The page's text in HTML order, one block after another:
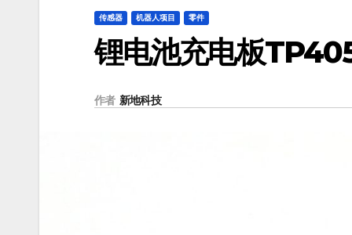
传感器 机器人项目 零件
锂电池充电板
作者 新地科技